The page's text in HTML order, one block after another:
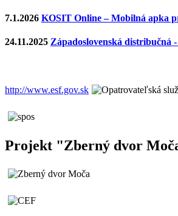
7.1.2026 KOSIT Online – Mobilná apka
24.11.2025 Západoslovenská distribučná
http://www.esf.gov.sk
Projekt "Zberný dvor